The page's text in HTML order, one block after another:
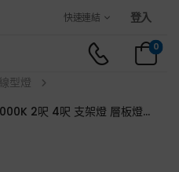
快速連結 登入
0
型燈
一體式線型燈 PLL系列 6500K 4000K 2呎 4呎 支架燈 層板燈 長條燈 條型燈 無塵室防積塵 超商賣場照明